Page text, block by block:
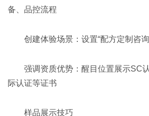
备、品控流程
创建体验场景：设置“配方定制咨
强调资质优势：醒目位置展示SC
际认证等证书
样品展示技巧